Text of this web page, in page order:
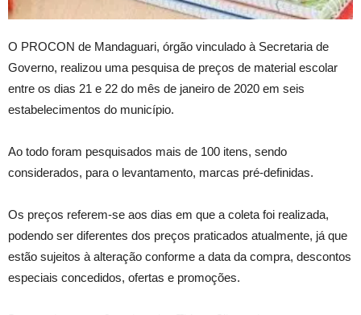
O PROCON de Mandaguari, órgão vinculado à Secretaria de
Governo, realizou uma pesquisa de preços de material escolar
entre os dias 21 e 22 do mês de janeiro de 2020 em seis
estabelecimentos do município.
Ao todo foram pesquisados mais de 100 itens, sendo
considerados, para o levantamento, marcas pré-definidas.
Os preços referem-se aos dias em que a coleta foi realizada,
podendo ser diferentes dos preços praticados atualmente, já que
estão sujeitos à alteração conforme a data da compra, descontos
especiais concedidos, ofertas e promoções.